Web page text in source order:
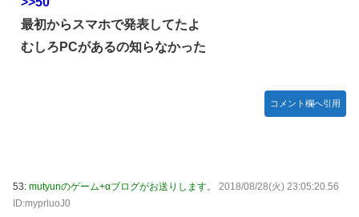
最初からスマホで発表してたよ
むしろPCがあるの知らなかった
コメント欄へ引用
53: mutyunのゲーム+αブログがお送りします。
2018/08/28(火) 23:05:20.56
ID:myprluoJ0